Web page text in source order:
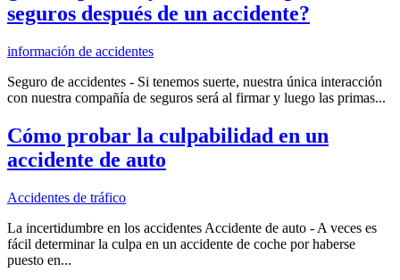
seguros después de un accidente?
información de accidentes
Seguro de accidentes - Si tenemos suerte, nuestra única interacción
con nuestra compañía de seguros será al firmar y luego las primas...
Cómo probar la culpabilidad en un
accidente de auto
Accidentes de tráfico
La incertidumbre en los accidentes Accidente de auto - A veces es
fácil determinar la culpa en un accidente de coche por haberse
puesto en...